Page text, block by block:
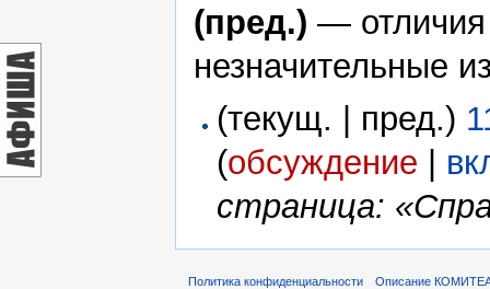
(пред.) —
незначительные
(текущ. | пред.)
(обсуждение |
страница:
Политика конфиденциальности Описание